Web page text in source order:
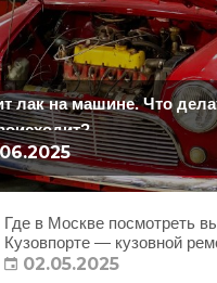
лак на машине. Что
Где в Москве посмотреть
Кузовпорте — кузовной
02.05.2025